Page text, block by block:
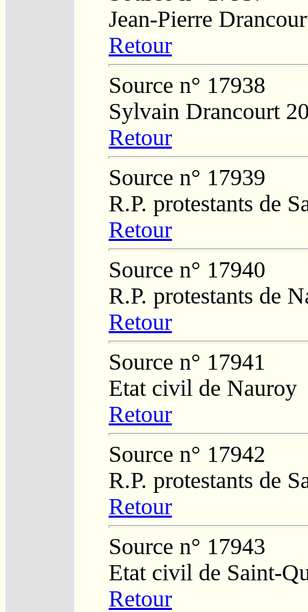
Jean-Pierre
Retour
Source n° 17938
Sylvain Drancourt
Retour
Source n° 17939
R.P. protestants de
Retour
Source n° 17940
R.P. protestants de
Retour
Source n° 17941
Etat civil de Nauroy
Retour
Source n° 17942
R.P. protestants de
Retour
Source n° 17943
Etat civil de Saint-
Retour